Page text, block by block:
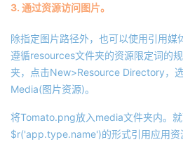
3. 通过资源访问图片。
除指定图片路径外，也可以使用引用媒
遵循resources文件夹的资源限定词的
夹，点击New>Resource Directory，
Media(图片资源)。
将Tomato.png放入media文件夹内。
$r('app.type.name')的形式引用应用资